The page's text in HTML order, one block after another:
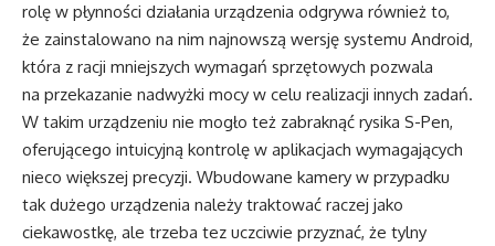
rolę w płynności działania urządzenia odgrywa również to,
że zainstalowano na nim najnowszą wersję systemu Android,
która z racji mniejszych wymagań sprzętowych pozwala
na przekazanie nadwyżki mocy w celu realizacji innych zadań.
W takim urządzeniu nie mogło też zabraknąć rysika S-Pen,
oferującego intuicyjną kontrolę w aplikacjach wymagających
nieco większej precyzji. Wbudowane kamery w przypadku
tak dużego urządzenia należy traktować raczej jako
ciekawostkę, ale trzeba tez uczciwie przyznać, że tylny